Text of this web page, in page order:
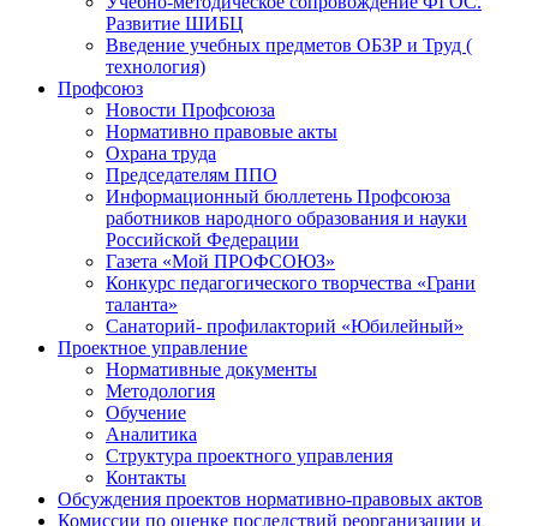
Развитие ШИБЦ
Введение учебных предметов ОБЗР и Труд (
технология)
Профсоюз
Новости Профсоюза
Нормативно правовые акты
Охрана труда
Председателям ППО
Информационный бюллетень Профсоюза
работников народного образования и науки
Российской Федерации
Газета «Мой ПРОФСОЮЗ»
Конкурс педагогического творчества «Грани
таланта»
Санаторий- профилакторий «Юбилейный»
Проектное управление
Нормативные документы
Методология
Обучение
Аналитика
Структура проектного управления
Контакты
Обсуждения проектов нормативно-правовых актов
Комиссии по оценке последствий реорганизации и